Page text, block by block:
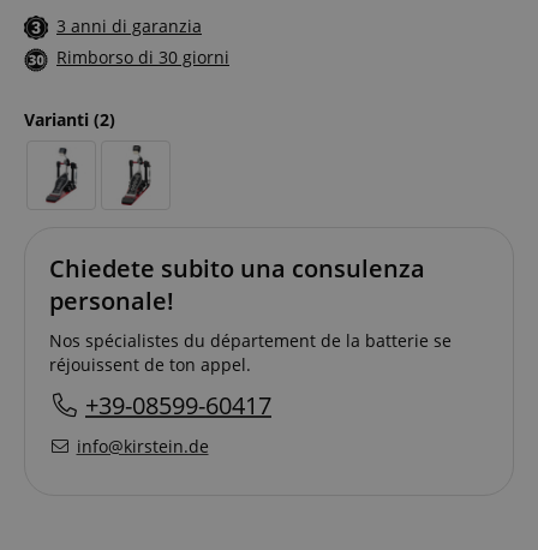
3 anni di garanzia
Rimborso di 30 giorni
Varianti (2)
Chiedete subito una consulenza
personale!
Nos spécialistes du département de la batterie se
réjouissent de ton appel.
+39-08599-60417
info@kirstein.de